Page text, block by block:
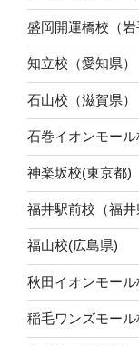
盛岡開運橋校（岩
知立校（愛知県）
石山校（滋賀県）
石巻イオンモール
神楽坂校(東京都)
福井駅前校（福井
福山校(広島県)
秋田イオンモール
稲毛ワンズモー